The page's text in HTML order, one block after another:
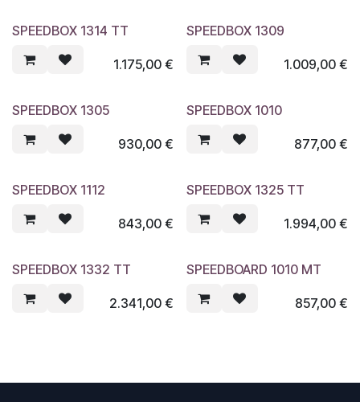
SPEEDBOX 1314 TT
1.175,00€
SPEEDBOX 1309
1.009,00€
SPEEDBOX 1305
930,00€
SPEEDBOX 1010
877,00€
SPEEDBOX 1112
843,00€
SPEEDBOX 1325 TT
1.994,00€
SPEEDBOX 1332 TT
2.341,00€
SPEEDBOARD 1010 MT
857,00€